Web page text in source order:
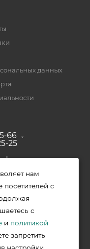
данных
66
25
ул.
2, к. 2
от ведущих
Уфе
нам
посетителей с
с
и политикой
запретить